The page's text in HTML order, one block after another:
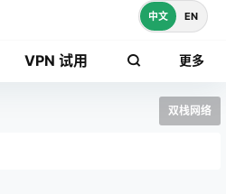
VPN 试用 更多
中文 EN
双栈网络